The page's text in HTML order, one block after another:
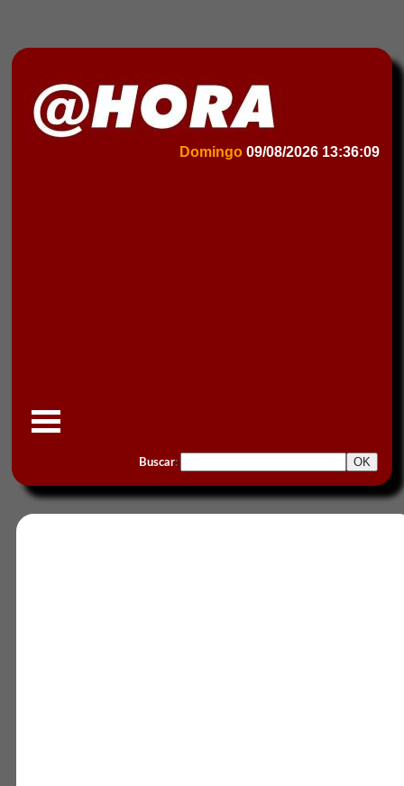
Domingo 09/08/2026 13:36:09
Buscar: